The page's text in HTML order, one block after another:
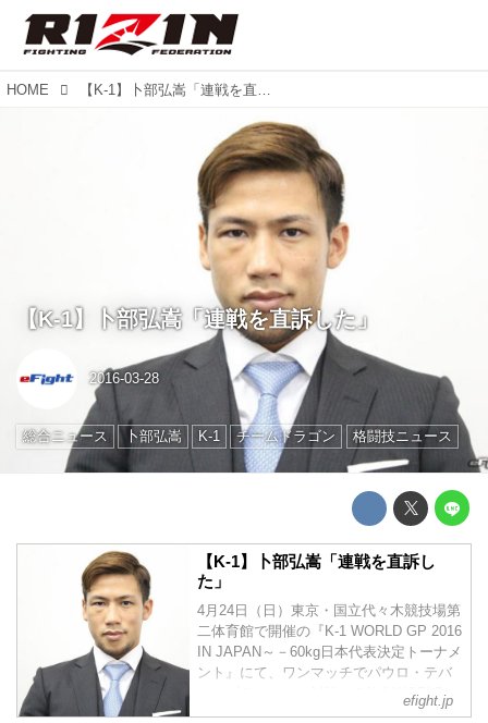
HOME 【K-1】卜部弘嵩「連戦を直訴した」
【K-1】卜部弘嵩「連戦を直訴した」
2016-03-28
総合ニュース 卜部弘嵩 K-1 チームドラゴン 格闘技ニュース
【K-1】卜部弘嵩「連戦を直訴し
た」
4月24日（日）東京・国立代々木競技場第
二体育館で開催の『K-1 WORLD GP 2016
IN JAPAN～－60kg日本代表決定トーナメ
ント』にて、ワンマッチでパウロ・テバ
ウ（ブラジル）と対戦するK-1 WORLD
GP -60kg王者・卜部弘嵩（K-1ジム・チ
efight.jp